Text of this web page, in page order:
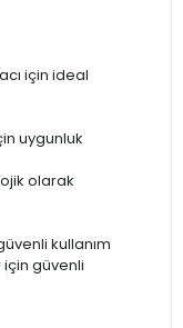
için ideal
uygunluk
olarak
kullanım
güvenli